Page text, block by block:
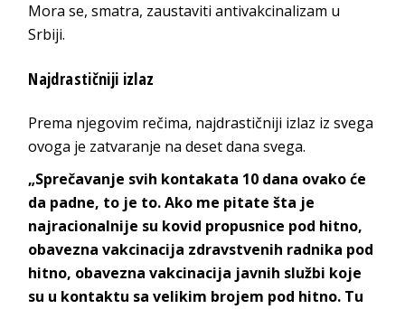
Mora se, smatra, zaustaviti antivakcinalizam u
Srbiji.
Najdrastičniji izlaz
Prema njegovim rečima, najdrastičniji izlaz iz svega
ovoga je zatvaranje na deset dana svega.
„Sprečavanje svih kontakata 10 dana ovako će
da padne, to je to. Ako me pitate šta je
najracionalnije su kovid propusnice pod hitno,
obavezna vakcinacija zdravstvenih radnika pod
hitno, obavezna vakcinacija javnih službi koje
su u kontaktu sa velikim brojem pod hitno. Tu